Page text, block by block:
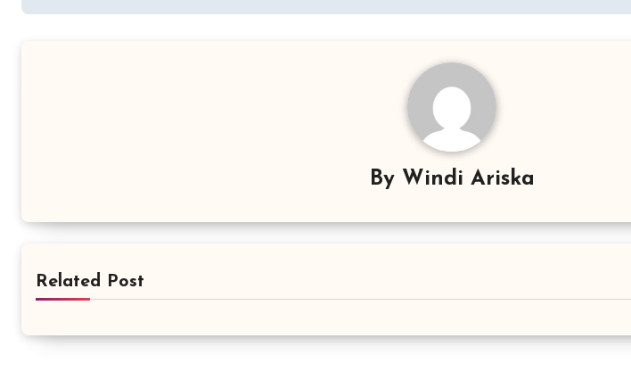
By Windi Ariska
Related Post